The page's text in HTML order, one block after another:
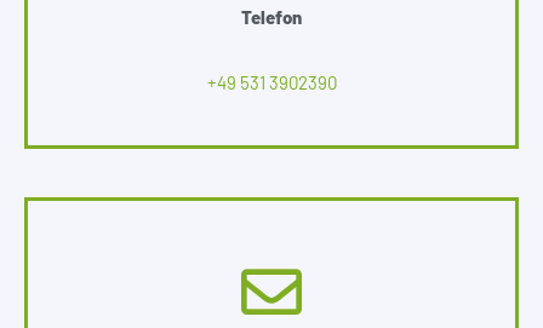
Telefon
+49 531 3902390